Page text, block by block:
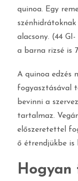
quinoa. Egy
alacsony. (44
a barna rizsé is
A quinoa edzés
fogyasztásával
bevinni a
tartalmaz.
előszeretettel
ő étrendjükbe is
Hogyan